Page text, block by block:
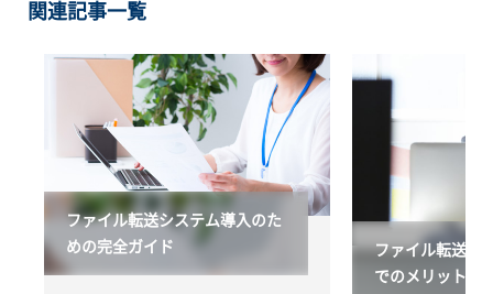
関連記事一覧
ファイル転送システム導入のた
めの完全ガイド
ファイル転送の
でのメリットに